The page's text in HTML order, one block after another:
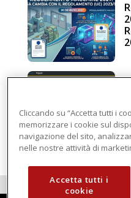
Cliccando su “Accetta tutti i
memorizzare i cookie sul
navigazione del sito,
nelle nostre attività di
Accetta tutti i
cookie